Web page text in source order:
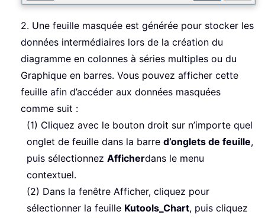
2. Une feuille masquée est générée pour stocker les
données intermédiaires lors de la création du
diagramme en colonnes à séries multiples ou du
Graphique en barres. Vous pouvez afficher cette
feuille afin d’accéder aux données masquées
comme suit :
(1) Cliquez avec le bouton droit sur n’importe quel
onglet de feuille dans la barre d’onglets de feuille,
puis sélectionnez Afficherdans le menu
contextuel.
(2) Dans la fenêtre Afficher, cliquez pour
sélectionner la feuille Kutools_Chart, puis cliquez